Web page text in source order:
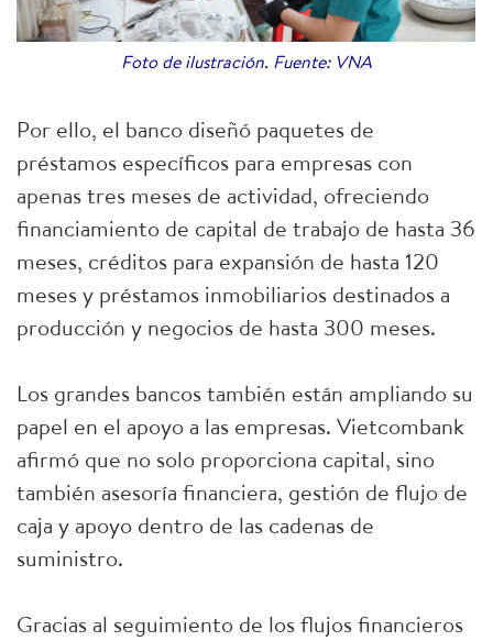
Foto de ilustración. Fuente: VNA
Por ello, el banco diseñó paquetes de
préstamos específicos para empresas con
apenas tres meses de actividad, ofreciendo
financiamiento de capital de trabajo de hasta 36
meses, créditos para expansión de hasta 120
meses y préstamos inmobiliarios destinados a
producción y negocios de hasta 300 meses.
Los grandes bancos también están ampliando su
papel en el apoyo a las empresas. Vietcombank
afirmó que no solo proporciona capital, sino
también asesoría financiera, gestión de flujo de
caja y apoyo dentro de las cadenas de
suministro.
Gracias al seguimiento de los flujos financieros